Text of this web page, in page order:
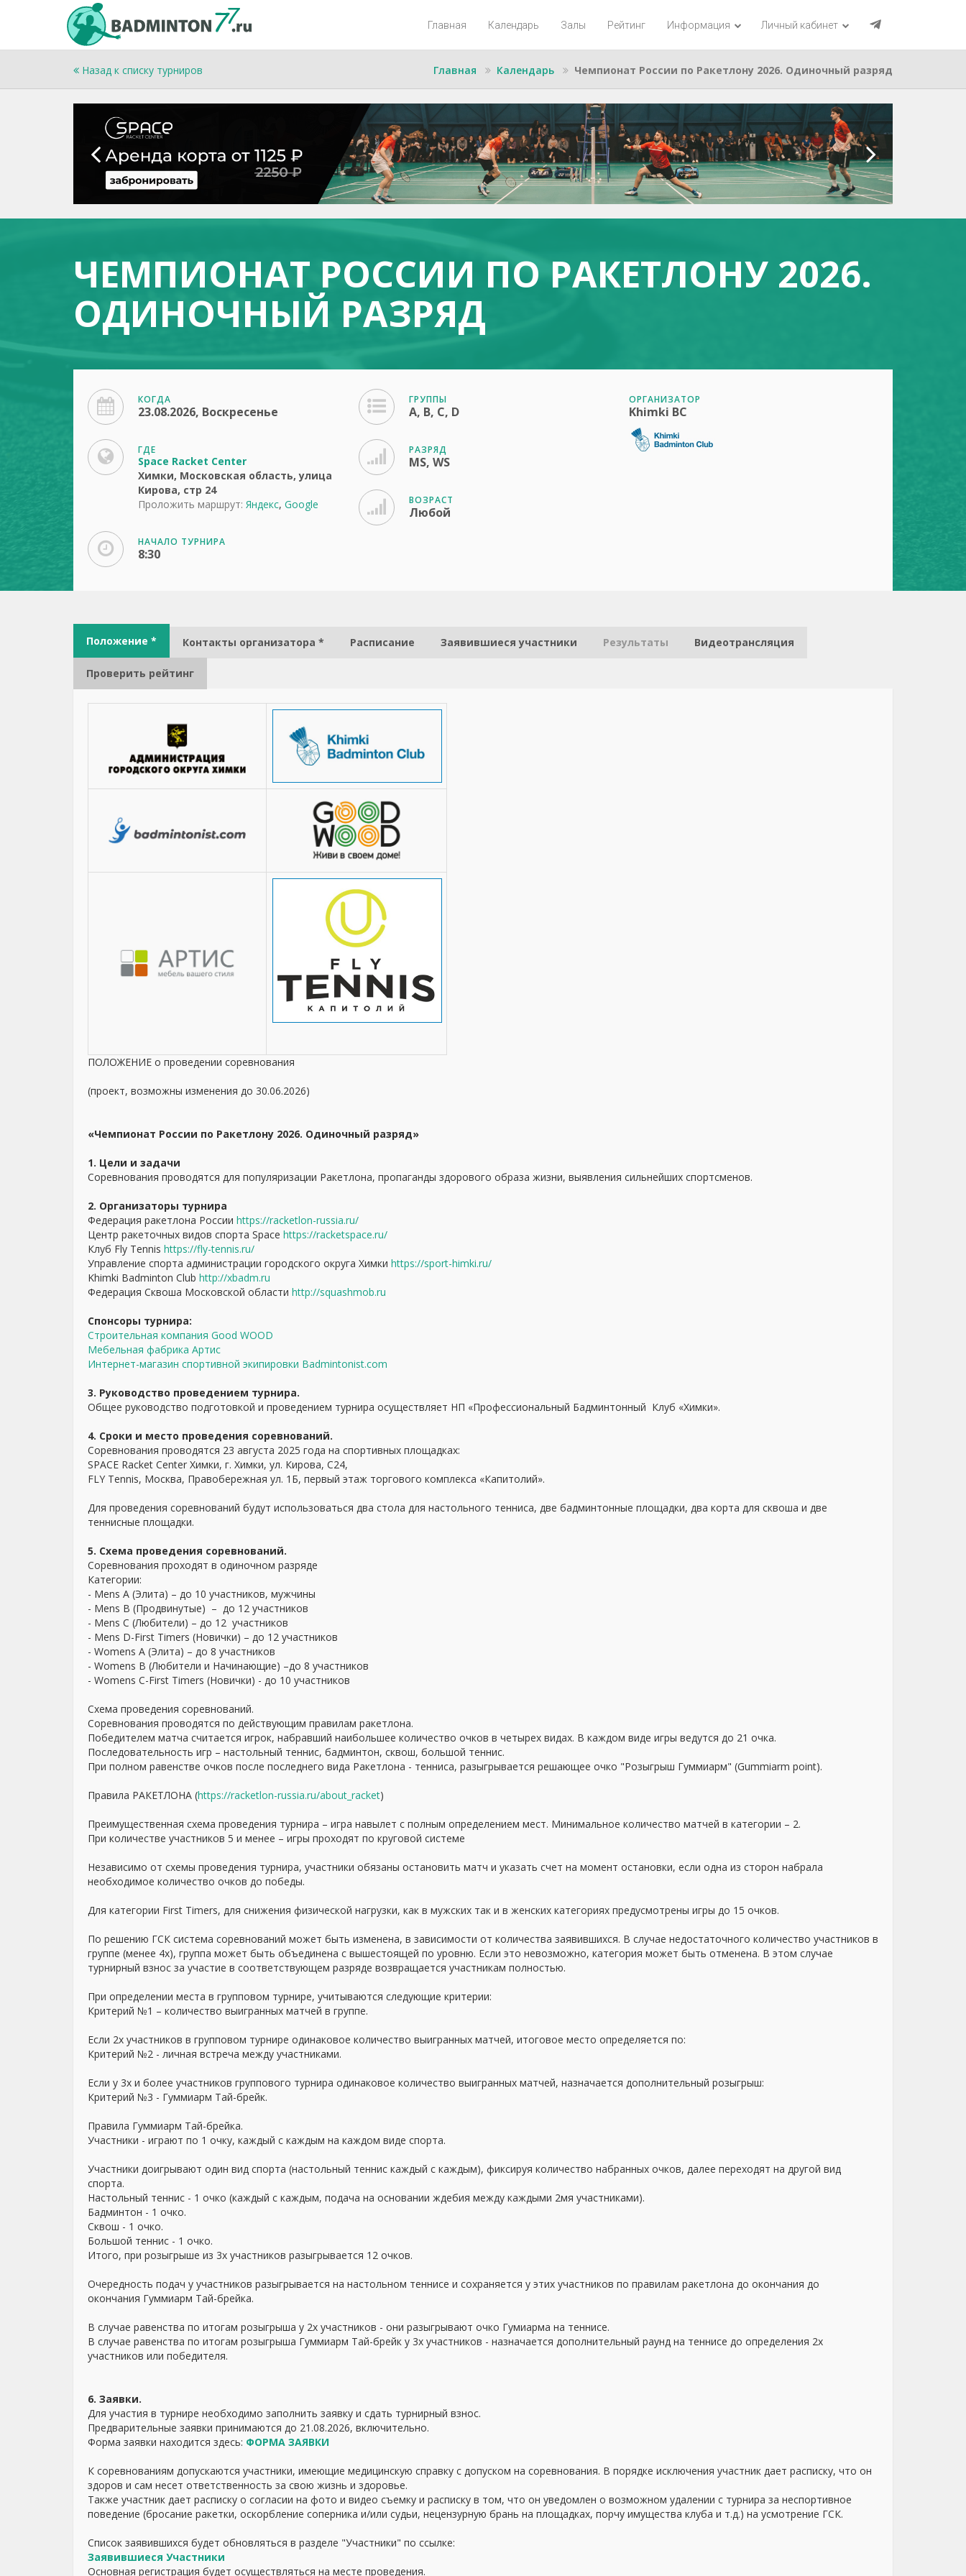
Главная Календарь Залы Рейтинг Информация Личный кабинет
Назад к списку турниров Главная Календарь Чемпионат России по Ракетлону 2026. Одиночный разряд
ЧЕМПИОНАТ РОССИИ ПО РАКЕТЛОНУ 2026.
ОДИНОЧНЫЙ РАЗРЯД
КОГДА
23.08.2026, Воскресенье
ГДЕ
Space Racket Center
Химки, Московская область, улица
Кирова, стр 24
Проложить маршрут: Яндекс, Google
НАЧАЛО ТУРНИРА
8:30
ГРУППЫ
A, B, C, D
РАЗРЯД
MS, WS
ВОЗРАСТ
Любой
ОРГАНИЗАТОР
Khimki BC
Положение * Контакты организатора * Расписание Заявившиеся участники Результаты Видеотрансляция
Проверить рейтинг
ПОЛОЖЕНИЕ о проведении соревнования
(проект, возможны изменения до 30.06.2026)
«Чемпионат России по Ракетлону 2026. Одиночный разряд»
1. Цели и задачи
Соревнования проводятся для популяризации Ракетлона, пропаганды здорового образа жизни, выявления сильнейших спортсменов.
2. Организаторы турнира
Федерация ракетлона России https://racketlon-russia.ru/
Центр ракеточных видов спорта Space https://racketspace.ru/
Клуб Fly Tennis https://fly-tennis.ru/
Управление спорта администрации городского округа Химки https://sport-himki.ru/
Khimki Badminton Club http://xbadm.ru
Федерация Сквоша Московской области http://squashmob.ru
Спонсоры турнира:
Строительная компания Good WOOD
Мебельная фабрика Артис
Интернет-магазин спортивной экипировки Badmintonist.com
3. Руководство проведением турнира.
Общее руководство подготовкой и проведением турнира осуществляет НП «Профессиональный Бадминтонный Клуб «Химки».
4. Сроки и место проведения соревнований.
Соревнования проводятся 23 августа 2025 года на спортивных площадках:
SPACE Racket Center Химки, г. Химки, ул. Кирова, С24,
FLY Tennis, Москва, Правобережная ул. 1Б, первый этаж торгового комплекса «Капитолий».
Для проведения соревнований будут использоваться два стола для настольного тенниса, две бадминтонные площадки, два корта для сквоша и две
теннисные площадки.
5. Схема проведения соревнований.
Соревнования проходят в одиночном разряде
Категории:
- Mens A (Элита) – до 10 участников, мужчины
- Mens B (Продвинутые) – до 12 участников
- Mens C (Любители) – до 12 участников
- Mens D-First Timers (Новички) – до 12 участников
- Womens А (Элита) – до 8 участников
- Womens B (Любители и Начинающие) –до 8 участников
- Womens C-First Timers (Новички) - до 10 участников
Схема проведения соревнований.
Соревнования проводятся по действующим правилам ракетлона.
Победителем матча считается игрок, набравший наибольшее количество очков в четырех видах. В каждом виде игры ведутся до 21 очка.
Последовательность игр – настольный теннис, бадминтон, сквош, большой теннис.
При полном равенстве очков после последнего вида Ракетлона - тенниса, разыгрывается решающее очко "Розыгрыш Гуммиарм" (Gummiarm point).
Правила РАКЕТЛОНА (https://racketlon-russia.ru/about_racket)
Преимущественная схема проведения турнира – игра навылет c полным определением мест. Минимальное количество матчей в категории – 2.
При количестве участников 5 и менее – игры проходят по круговой системе
Независимо от схемы проведения турнира, участники обязаны остановить матч и указать счет на момент остановки, если одна из сторон набрала
необходимое количество очков до победы.
Для категории First Timers, для снижения физической нагрузки, как в мужских так и в женских категориях предусмотрены игры до 15 очков.
По решению ГСК система соревнований может быть изменена, в зависимости от количества заявившихся. В случае недостаточного количество участников в
группе (менее 4х), группа может быть объединена с вышестоящей по уровню. Если это невозможно, категория может быть отменена. В этом случае
турнирный взнос за участие в соответствующем разряде возвращается участникам полностью.
При определении места в групповом турнире, учитываются следующие критерии:
Критерий №1 – количество выигранных матчей в группе.
Если 2х участников в групповом турнире одинаковое количество выигранных матчей, итоговое место определяется по:
Критерий №2 - личная встреча между участниками.
Если у 3х и более участников группового турнира одинаковое количество выигранных матчей, назначается дополнительный розыгрыш:
Критерий №3 - Гуммиарм Тай-брейк.
Правила Гуммиарм Тай-брейка.
Участники - играют по 1 очку, каждый с каждым на каждом виде спорта.
Участники доигрывают один вид спорта (настольный теннис каждый с каждым), фиксируя количество набранных очков, далее переходят на другой вид
спорта.
Настольный теннис - 1 очко (каждый с каждым, подача на основании ждебия между каждыми 2мя участниками).
Бадминтон - 1 очко.
Сквош - 1 очко.
Большой теннис - 1 очко.
Итого, при розыгрыше из 3х участников разыгрывается 12 очков.
Очередность подач у участников разыгрывается на настольном теннисе и сохраняется у этих участников по правилам ракетлона до окончания до
окончания Гуммиарм Тай-брейка.
В случае равенства по итогам розыгрыша у 2х участников - они разыгрывают очко Гумиарма на теннисе.
В случае равенства по итогам розыгрыша Гуммиарм Тай-брейк у 3х участников - назначается дополнительный раунд на теннисе до определения 2х
участников или победителя.
6. Заявки.
Для участия в турнире необходимо заполнить заявку и сдать турнирный взнос.
Предварительные заявки принимаются до 21.08.2026, включительно.
Форма заявки находится здесь: ФОРМА ЗАЯВКИ
К соревнованиям допускаются участники, имеющие медицинскую справку с допуском на соревнования. В порядке исключения участник дает расписку, что он
здоров и сам несет ответственность за свою жизнь и здоровье.
Также участник дает расписку о согласии на фото и видео съемку и расписку в том, что он уведомлен о возможном удалении с турнира за неспортивное
поведение (бросание ракетки, оскорбление соперника и/или судьи, нецензурную брань на площадках, порчу имущества клуба и т.д.) на усмотрение ГСК.
Список заявившихся будет обновляться в разделе "Участники" по ссылке:
Заявившиеся Участники
Основная регистрация будет осуществляться на месте проведения.